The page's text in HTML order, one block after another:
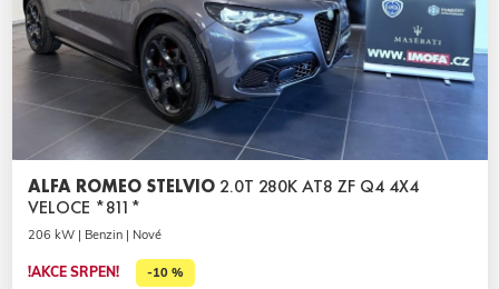
ALFA ROMEO STELVIO 2.0T 280K AT8 ZF Q4 4X4
VELOCE *811*
206 kW | Benzin | Nové
!AKCE SRPEN! -10 %